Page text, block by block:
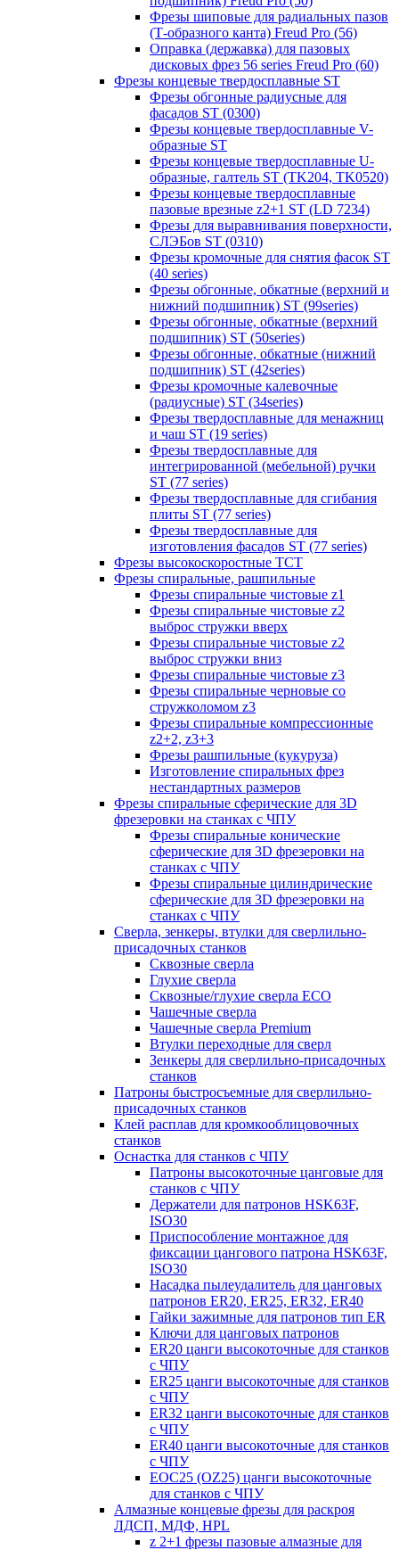
Фрезы шиповые для радиальных пазов
(Т-образного канта) Freud Pro (56)
Оправка (державка) для пазовых
дисковых фрез 56 series Freud Pro (60)
Фрезы концевые твердосплавные ST
Фрезы обгонные радиусные для
фасадов ST (0300)
Фрезы концевые твердосплавные V-
образные ST
Фрезы концевые твердосплавные U-
образные, галтель ST (TK204, TK0520)
Фрезы концевые твердосплавные
пазовые врезные z2+1 ST (LD 7234)
Фрезы для выравнивания поверхности,
СЛЭБов ST (0310)
Фрезы кромочные для снятия фасок ST
(40 series)
Фрезы обгонные, обкатные (верхний и
нижний подшипник) ST (99series)
Фрезы обгонные, обкатные (верхний
подшипник) ST (50series)
Фрезы обгонные, обкатные (нижний
подшипник) ST (42series)
Фрезы кромочные калевочные
(радиусные) ST (34series)
Фрезы твердосплавные для менажниц
и чаш ST (19 series)
Фрезы твердосплавные для
интегрированной (мебельной) ручки
ST (77 series)
Фрезы твердосплавные для сгибания
плиты ST (77 series)
Фрезы твердосплавные для
изготовления фасадов ST (77 series)
Фрезы высокоскоростные ТСТ
Фрезы спиральные, рашпильные
Фрезы спиральные чистовые z1
Фрезы спиральные чистовые z2
выброс стружки вверх
Фрезы спиральные чистовые z2
выброс стружки вниз
Фрезы спиральные чистовые z3
Фрезы спиральные черновые со
стружколомом z3
Фрезы спиральные компрессионные
z2+2, z3+3
Фрезы рашпильные (кукуруза)
Изготовление спиральных фрез
нестандартных размеров
Фрезы спиральные сферические для 3D
фрезеровки на станках с ЧПУ
Фрезы спиральные конические
сферические для 3D фрезеровки на
станках с ЧПУ
Фрезы спиральные цилиндрические
сферические для 3D фрезеровки на
станках с ЧПУ
Сверла, зенкеры, втулки для сверлильно-
присадочных станков
Сквозные сверла
Глухие сверла
Сквозные/глухие сверла ECO
Чашечные сверла
Чашечные сверла Premium
Втулки переходные для сверл
Зенкеры для сверлильно-присадочных
станков
Патроны быстросъемные для сверлильно-
присадочных станков
Клей расплав для кромкооблицовочных
станков
Оснастка для станков с ЧПУ
Патроны высокоточные цанговые для
станков с ЧПУ
Держатели для патронов HSK63F,
ISO30
Приспособление монтажное для
фиксации цангового патрона HSK63F,
ISO30
Насадка пылеудалитель для цанговых
патронов ER20, ER25, ER32, ER40
Гайки зажимные для патронов тип ER
Ключи для цанговых патронов
ER20 цанги высокоточные для станков
с ЧПУ
ER25 цанги высокоточные для станков
с ЧПУ
ER32 цанги высокоточные для станков
с ЧПУ
ER40 цанги высокоточные для станков
с ЧПУ
EOC25 (OZ25) цанги высокоточные
для станков с ЧПУ
Алмазные концевые фрезы для раскроя
ЛДСП, МДФ, HPL
z 2+1 фрезы пазовые алмазные для